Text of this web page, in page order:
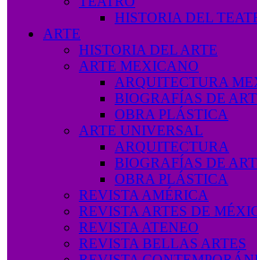
HISTORIA DEL
ARTE
HISTORIA DEL ARTE
ARTE MEXICANO
ARQUITECTURA
BIOGRAFÍAS DE
OBRA PLÁSTICA
ARTE UNIVERSAL
ARQUITECTURA
BIOGRAFÍAS DE
OBRA PLÁSTICA
REVISTA AMÉRICA
REVISTA ARTES DE
REVISTA ATENEO
REVISTA BELLAS ARTES